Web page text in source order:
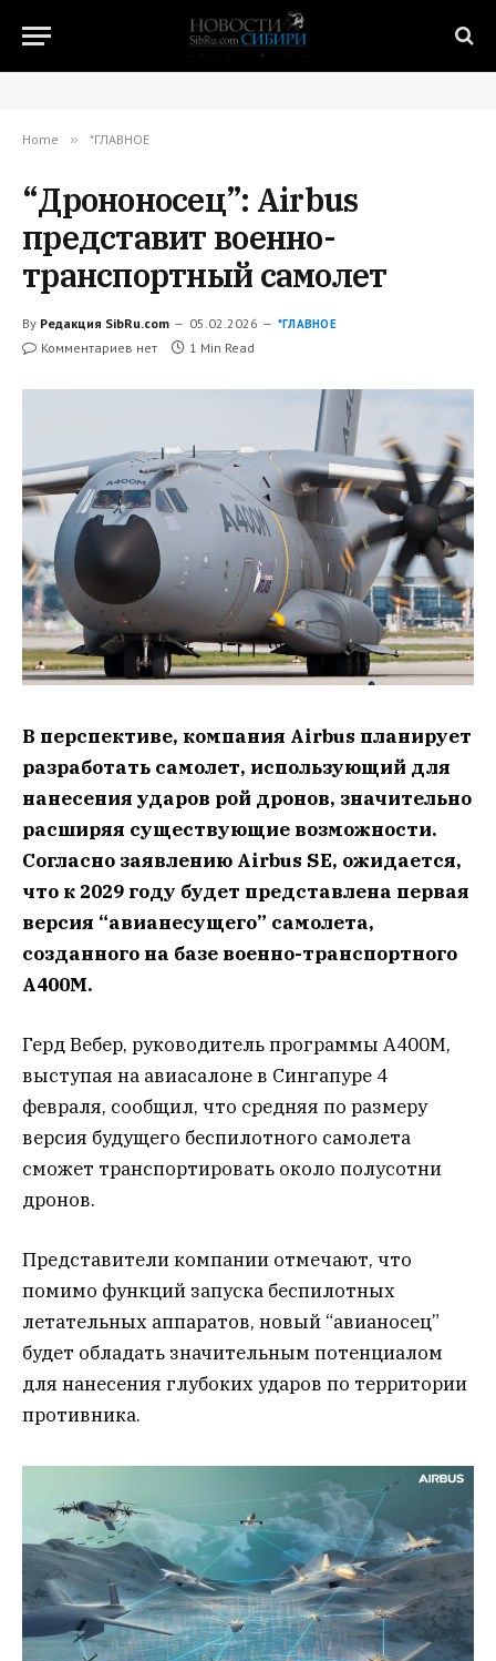
Home » *ГЛАВНОЕ
“Дрононосец”: Airbus
представит военно-
транспортный самолет
By Редакция SibRu.com 05.02.2026 *ГЛАВНОЕ
Комментариев нет 1 Min Read
В перспективе, компания Airbus планирует
разработать самолет, использующий для
нанесения ударов рой дронов, значительно
расширяя существующие возможности.
Согласно заявлению Airbus SE, ожидается,
что к 2029 году будет представлена первая
версия “авианесущего” самолета,
созданного на базе военно-транспортного
A400M.
Герд Вебер, руководитель программы A400M,
выступая на авиасалоне в Сингапуре 4
февраля, сообщил, что средняя по размеру
версия будущего беспилотного самолета
сможет транспортировать около полусотни
дронов.
Представители компании отмечают, что
помимо функций запуска беспилотных
летательных аппаратов, новый “авианосец”
будет обладать значительным потенциалом
для нанесения глубоких ударов по территории
противника.